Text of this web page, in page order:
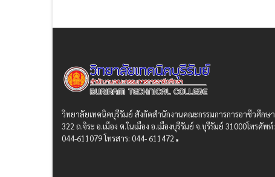
วิทยาลัยเทคนิคบุรีรัมย์ สังกัดสํานักงานคณะกรรมการการอาชีวศึกษา
322 ถ.จิระ อ.เมือง ต.ในเมือง อ.เมืองบุรีรัมย์ จ.บุรีรัมย์ 31000โทรศัพท์:
044-611079 โทรสาร: 044- 611472